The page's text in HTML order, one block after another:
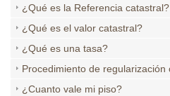
¿Qué es la Referencia catastral?
¿Qué es el valor catastral?
¿Qué es una tasa?
Procedimiento de regularización
¿Cuanto vale mi piso?